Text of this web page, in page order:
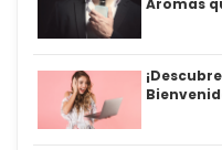
Aromas